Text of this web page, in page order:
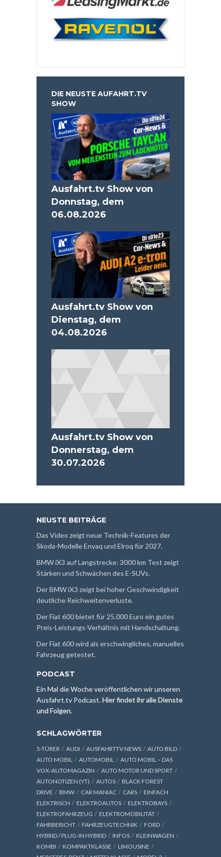
DIE NEUSTE AUFAHRT.TV
SHOW
Ausfahrt.tv Show von
Donnstag, dem
06.08.2026
Ausfahrt.tv Show von
Dienstag, dem
04.08.2026
Ausfahrt.tv Show von
Donnerstag, dem
30.07.2026
NEUSTE BEITRÄGE
Das Video zeigt neue Technik-Features der
Skoda-Modelle Enyaq und Elroq für 2027.
BMW iX3 auf Langstrecke: 3000 km Test zeigt
Stärken und Schwächen des E-SUVs.
Der BMW iX3 zeigt bei hoher Geschwindigkeit
deutliche Reichweitenverluste.
Der Fiat 600 bietet für 25.000 Euro ein gutes
Preis-Leistungs-Verhältnis mit Handschaltung.
Der Fiat 600 wird als erschwingliches, manuelles
Fahrzeug getestet.
PODCAST
Ein Mal die Woche veröffentlichen wir unseren
Ausfahrt.tv Podcast.Hier findet ihr alle Dienste
und Folgen.
SCHLAGWÖRTER
5-TÜRER AUDI AUSFAHRTTV NEWS
AUTO BILD
AUTO MOBIL
AUTOMOBIL
AUTO MOBIL – DAS
VOX-AUTOMAGAZIN
AUTO MOTOR UND SPORT
AUTONOTIZEN (YT)
AUTOS
BLACK FOREST
DRIVE
BMW CAR MANIAC CARS
EINFACH
ELEKTRISCH
ELEKTROAUTOS
ELEKTROBAYS
ELEKTROFAHRZEUG
ELEKTROMOBILITÄT
FAHRBERICHT
FAHRZEUGTECHNIK
FORD
HYBRID / PLUG-IN HYBRID
INFOS
KLEINWAGEN
KOMBI
KOMPAKTKLASSE
LIMOUSINE